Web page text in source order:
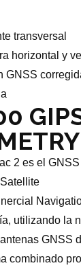
transversal
horizontal y
GNSS
2 es el
utilizando la
GNSS
combinado